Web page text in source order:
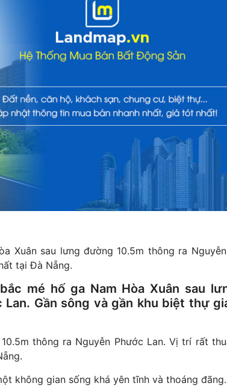
Xuân sau lưng đường 10.5m thông ra
tại Đà Nẵng.
mé hố ga Nam Hòa Xuân sau
Lan. Gần sông và gần khu biệt thự
thông ra Nguyễn Phước Lan. Vị trí rất
không gian sống khá yên tĩnh và thoáng đãng.